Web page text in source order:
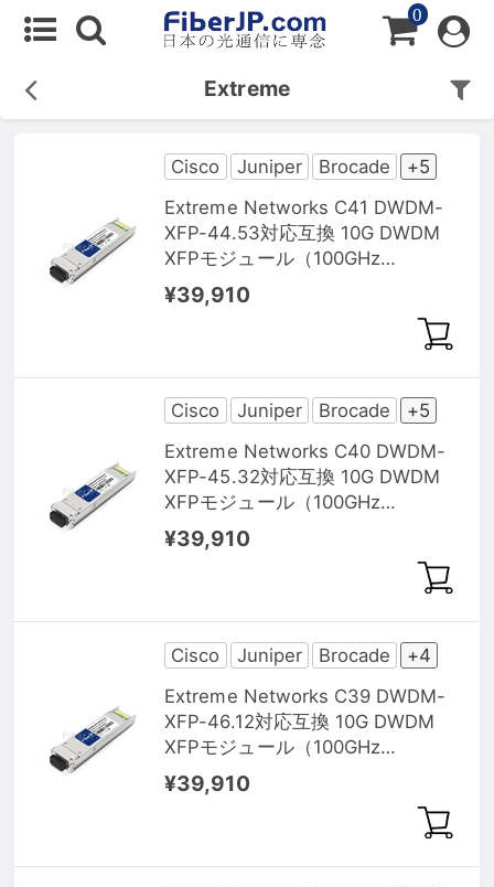
0
Extreme
Cisco Juniper Brocade
+5
Extreme Networks C41 DWDM-
XFP-44.53対応互換 10G DWDM
XFPモジュール（100GHz
1544.53nm 40km DOM）
¥39,910
Cisco Juniper Brocade
+5
Extreme Networks C40 DWDM-
XFP-45.32対応互換 10G DWDM
XFPモジュール（100GHz
1545.32nm 40km DOM）
¥39,910
Cisco Juniper Brocade
+4
Extreme Networks C39 DWDM-
XFP-46.12対応互換 10G DWDM
XFPモジュール（100GHz
1546.12nm 40km DOM）
¥39,910